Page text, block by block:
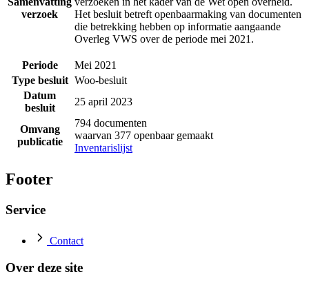
verzoek
Het besluit betreft openbaarmaking van documenten
die betrekking hebben op informatie aangaande
Overleg VWS over de periode mei 2021.
Periode
Mei 2021
Type besluit Woo-besluit
Datum
besluit
25 april 2023
Omvang
publicatie
794 documenten
waarvan 377 openbaar gemaakt
Inventarislijst
Footer
Service
Contact
Over deze site